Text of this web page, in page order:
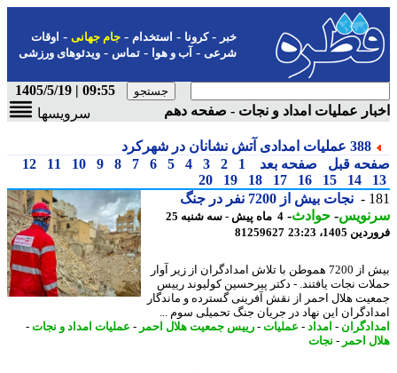
-کرونا-استخدام- جام جهانی-اوقات
شرعی-آب و هوا-تماس-ویدئوهای ورزشی
09:55 | 1405/5/19
عملیات امداد و نجات - صفحه دهم
سرویسها
388 عملیات امدادی آتش نشانان در شهرکرد
قبل صفحه بعد 1
2
3
4
5
6
7
8
9
10
11
12
14
15
16
17
18
19
20
نجات بیش از 7200 نفر در جنگ
-حوادث -
4 ماه پیش - سه شنبه 25
1405، 23:23
81259627
بیش از 7200 هموطن با تلاش امدادگران از زیر آوار
نجات یافتند. - دکتر پیرحسین کولیوند رییس
هلال احمر از نقش آفرینی گسترده و ماندگار
این نهاد در جریان جنگ تحمیلی سوم ...
- امداد -عملیات-رییس جمعیت هلال احمر -عملیات امداد و نجات-
احمر -نجات